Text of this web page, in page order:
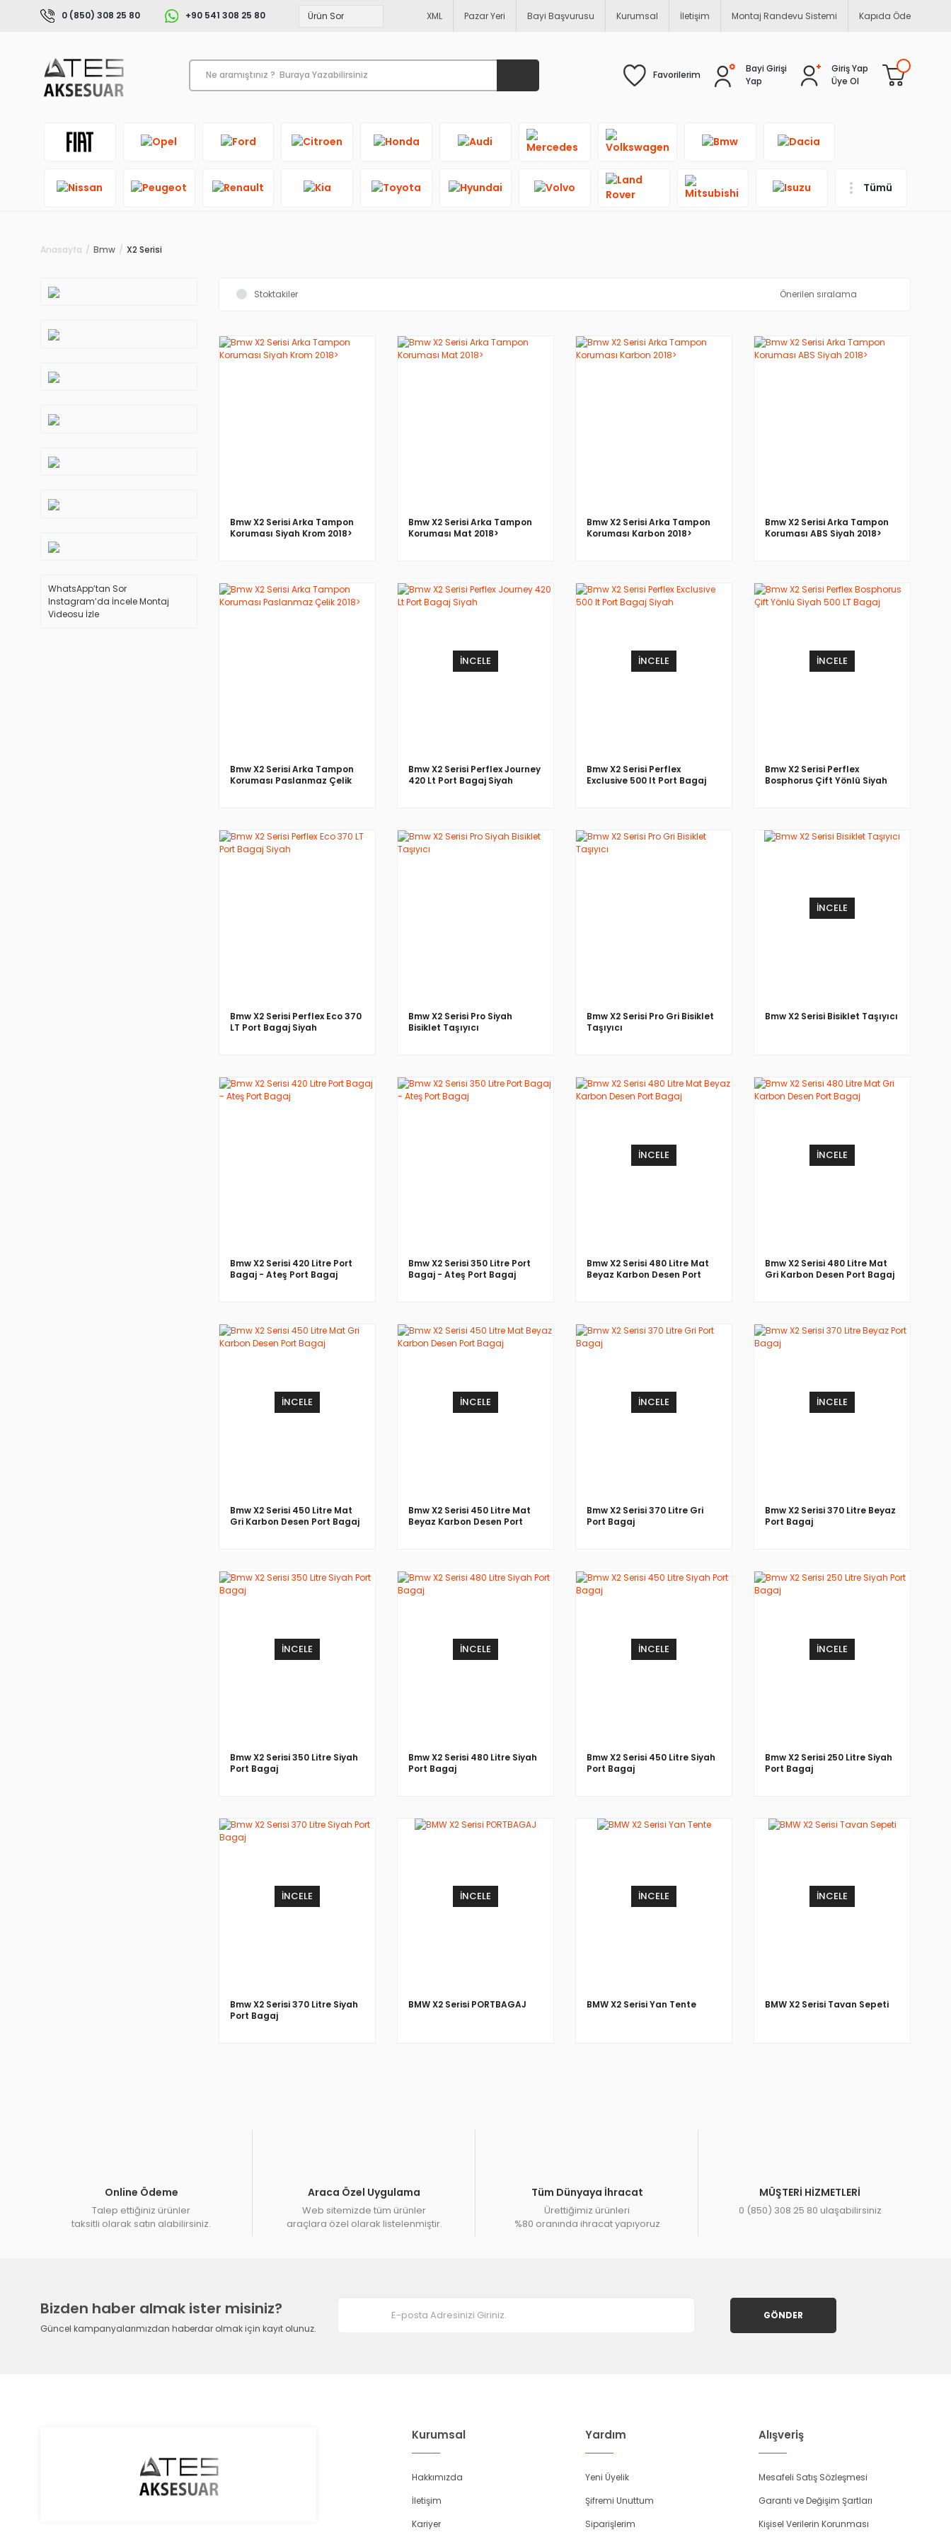
0 (850) 308 25 80 +90 541 308 25 80 XML Pazar Yeri Bayi Başvurusu Kurumsal İletişim Montaj Randevu Sistemi Kapıda Öde
Favorilerim
Bayi Girişi
Yap
Giriş Yap
Üye Ol
Tümü
Anasayfa Bmw X2 Serisi
WhatsApp’tan Sor
Instagram’da İnceleMontaj
Videosu İzle
Stoktakiler
Bmw X2 Serisi Arka Tampon
Koruması Siyah Krom 2018>
Bmw X2 Serisi Arka Tampon
Koruması Mat 2018>
Bmw X2 Serisi Arka Tampon
Koruması Karbon 2018>
Bmw X2 Serisi Arka Tampon
Koruması ABS Siyah 2018>
Bmw X2 Serisi Arka Tampon
Koruması Paslanmaz Çelik
İNCELE
Bmw X2 Serisi Perflex Journey
420 Lt Port Bagaj Siyah
İNCELE
Bmw X2 Serisi Perflex
Exclusive 500 lt Port Bagaj
İNCELE
Bmw X2 Serisi Perflex
Bosphorus Çift Yönlü Siyah
Bmw X2 Serisi Perflex Eco 370
LT Port Bagaj Siyah
Bmw X2 Serisi Pro Siyah
Bisiklet Taşıyıcı
Bmw X2 Serisi Pro Gri Bisiklet
Taşıyıcı
İNCELE
Bmw X2 Serisi Bisiklet Taşıyıcı
Bmw X2 Serisi 420 Litre Port
Bagaj - Ateş Port Bagaj
Bmw X2 Serisi 350 Litre Port
Bagaj - Ateş Port Bagaj
İNCELE
Bmw X2 Serisi 480 Litre Mat
Beyaz Karbon Desen Port
İNCELE
Bmw X2 Serisi 480 Litre Mat
Gri Karbon Desen Port Bagaj
İNCELE
Bmw X2 Serisi 450 Litre Mat
Gri Karbon Desen Port Bagaj
İNCELE
Bmw X2 Serisi 450 Litre Mat
Beyaz Karbon Desen Port
İNCELE
Bmw X2 Serisi 370 Litre Gri
Port Bagaj
İNCELE
Bmw X2 Serisi 370 Litre Beyaz
Port Bagaj
İNCELE
Bmw X2 Serisi 350 Litre Siyah
Port Bagaj
İNCELE
Bmw X2 Serisi 480 Litre Siyah
Port Bagaj
İNCELE
Bmw X2 Serisi 450 Litre Siyah
Port Bagaj
İNCELE
Bmw X2 Serisi 250 Litre Siyah
Port Bagaj
İNCELE
Bmw X2 Serisi 370 Litre Siyah
Port Bagaj
İNCELE
BMW X2 Serisi PORTBAGAJ
İNCELE
BMW X2 Serisi Yan Tente
İNCELE
BMW X2 Serisi Tavan Sepeti
Online Ödeme
Talep ettiğiniz ürünler
taksitli olarak satın alabilirsiniz.
Araca Özel Uygulama
Web sitemizde tüm ürünler
araçlara özel olarak listelenmiştir.
Tüm Dünyaya İhracat
Ürettiğimiz ürünleri
%80 oranında ihracat yapıyoruz
MÜŞTERİ HİZMETLERİ
0 (850) 308 25 80 ulaşabilirsiniz
Bizden haber almak ister misiniz?
Güncel kampanyalarımızdan haberdar olmak için kayıt olunuz.
GÖNDER
Kurumsal
Hakkımızda
İletişim
Kariyer
Yardım
Yeni Üyelik
Şifremi Unuttum
Siparişlerim
Alışveriş
Mesafeli Satış Sözleşmesi
Garanti ve Değişim Şartları
Kişisel Verilerin Korunması